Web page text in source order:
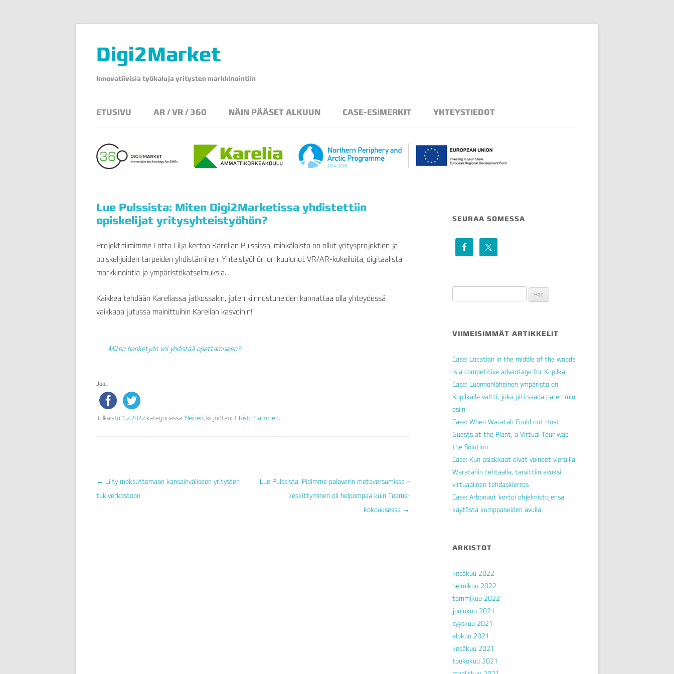
Digi2Market
Innovatiivisia työkaluja yritysten markkinointiin
ETUSIVU AR / VR / 360 NÄIN PÄÄSET ALKUUN CASE-ESIMERKIT
VR/360 -TOTEUTUKSET
YHTEYSTIEDOT
Lue Pulssista: Miten Digi2Marketissa yhdistettiin
opiskelijat yritysyhteistyöhön?
Projektitiimimme Lotta Lilja kertoo Karelian Pulssissa, minkälaista on ollut yritysprojektien ja
opiskelijoiden tarpeiden yhdistäminen. Yhteistyöhön on kuulunut VR/AR-kokeiluita, digitaalista
markkinointia ja ympäristökatselmuksia.
Kaikkea tehdään Kareliassa jatkossakin, joten kiinnostuneiden kannattaa olla yhteydessä
vaikkapa jutussa mainittuihin Karelian kasvoihin!
Miten hanketyön voi yhdistää opettamiseen?
Jaa...
Julkaistu 1.2.2022 kategoriassa Yleinen, kirjoittanut Risto Salminen.
ARTIKKELIEN
← Liity maksuttomaan kansainväliseen yritysten
tukiverkostoon
Lue Pulssista: Pidimme palaverin metaversumissa –
keskittyminen oli helpompaa kuin Teams-
kokouksessa →
SEURAA SOMESSA
VIIMEISIMMÄT ARTIKKELIT
Case: Location in the middle of the woods
is a competitive advantage for Kupilka
Case: Luonnonläheinen ympäristö on
Kupilkalle valtti, joka piti saada paremmin
esiin
Case: When Waratah Could not Host
Guests at the Plant, a Virtual Tour was
the Solution
Case: Kun asiakkaat eivät voineet vierailla
Waratahin tehtaalla, tarvittiin avuksi
virtuaalinen tehdaskierros
Case: Arbonaut kertoi ohjelmistojensa
käytöstä kumppaneiden avulla
ARKISTOT
kesäkuu 2022
helmikuu 2022
tammikuu 2022
joulukuu 2021
syyskuu 2021
elokuu 2021
kesäkuu 2021
toukokuu 2021